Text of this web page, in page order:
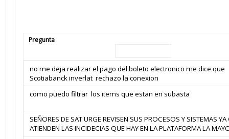
Pregunta